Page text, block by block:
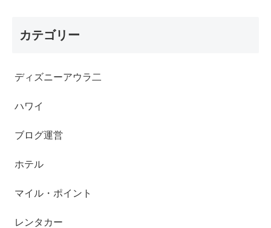
カテゴリー
ディズニーアウラ二
ハワイ
ブログ運営
ホテル
マイル・ポイント
レンタカー